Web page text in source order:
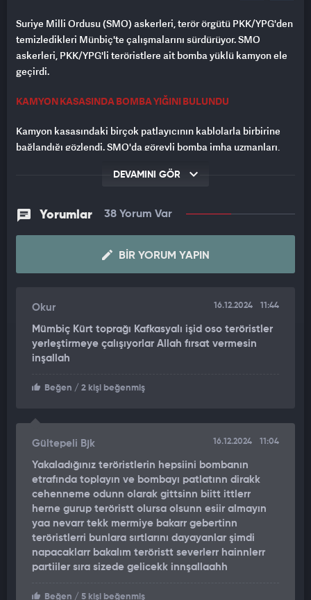
Suriye Milli Ordusu (SMO) askerleri, terör örgütü PKK/YPG'den
temizledikleri Münbiç'te çalışmalarını sürdürüyor. SMO
askerleri, PKK/YPG'li teröristlere ait bomba yüklü kamyon ele
geçirdi.
KAMYON KASASINDA BOMBA YIĞINI BULUNDU
Kamyon kasasındaki birçok patlayıcının kablolarla birbirine
bağlandığı gözlendi. SMO'da görevli bomba imha uzmanları,
parçalarıyla güçlendirildiği belirlendi.
DEVAMINI GÖR
Yorumlar 38 Yorum Var
BIR YORUM YAPIN
Okur 16.12.2024 11:44
Mümbiç Kürt toprağı Kafkasyalı işid oso teröristler
yerleştirmeye çalışıyorlar Allah fırsat vermesin
inşallah
Beğen / 2 kişi beğenmiş
Gültepeli Bjk 16.12.2024 11:04
Yakaladığınız teröristlerin hepsiini bombanın
etrafında toplayın ve bombayı patlatınn dirakk
cehenneme odunn olarak gittsinn biitt ittlerr
herne gurup teröristt olursa olsunn esiir almayın
yaa nevarr tekk mermiye bakarr gebertinn
teröristlerri bunlara sırtlarını dayayanlar şimdi
napacaklarr bakalım teröristt severlerr hainnlerr
partiiler sıra sizede gelicekk innşallaahh
Beğen / 5 kişi beğenmiş